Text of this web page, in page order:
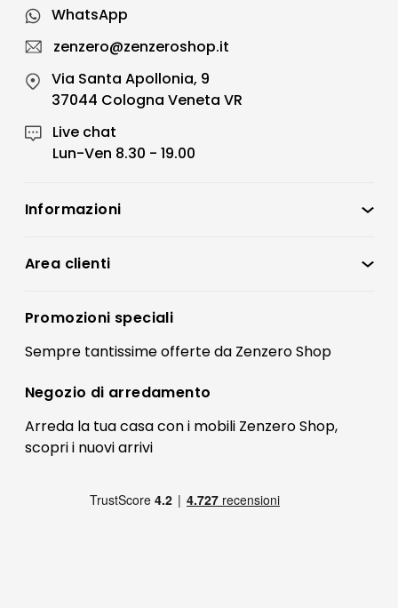
WhatsApp
zenzero@zenzeroshop.it
Via Santa Apollonia, 9
37044 Cologna Veneta VR
Live chat
Lun-Ven 8.30 - 19.00
Informazioni
Condizioni di vendita
Preferenze Cookies
Termini e condizioni
Contatti
FAQ
Pagamenti
Area clienti
Registrati
Il mio account
Promozioni speciali
Sempre tantissimeofferteda Zenzero Shop
Negozio di arredamento
Arreda la tua casa con i mobili Zenzero Shop,
scopri i nuovi arrivi